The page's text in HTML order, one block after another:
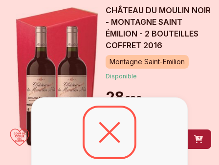
CHÂTEAU DU MOULIN NOIR
- MONTAGNE SAINT
ÉMILION - 2 BOUTEILLES
COFFRET 2016
Montagne Saint-Emilion
Disponible
28€30
2bouteille